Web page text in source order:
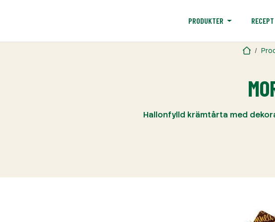
PRODUKTER RECEPT
Hallonfylld krämtårta med